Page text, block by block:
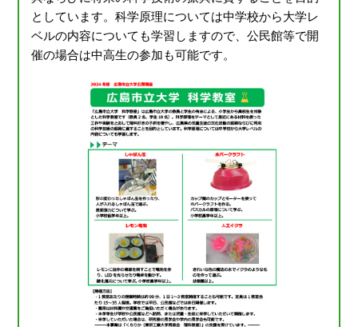
としています。科学原理については中学校から大学レ
ベルの内容についても学習しますので、公民館等で開
催の場合は中高生の参加も可能です。